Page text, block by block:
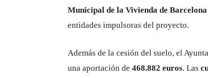
Municipal de la Vivienda de
entidades impulsoras del proyecto.
Además de la cesión del suelo, el
una aportación de 468.882 euros. Las